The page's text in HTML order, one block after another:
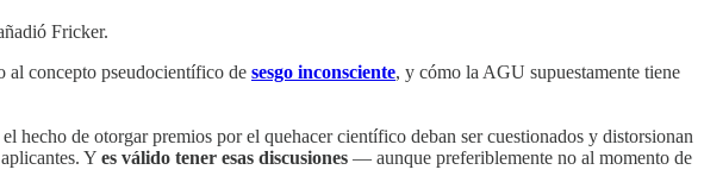
Fricker.
al concepto pseudocientífico de sesgo inconsciente, y cómo la AGU supuestamente tiene
hecho de otorgar premios por el quehacer científico deban ser cuestionados y distorsionan
Y es válido tener esas discusiones — aunque preferiblemente no al momento de